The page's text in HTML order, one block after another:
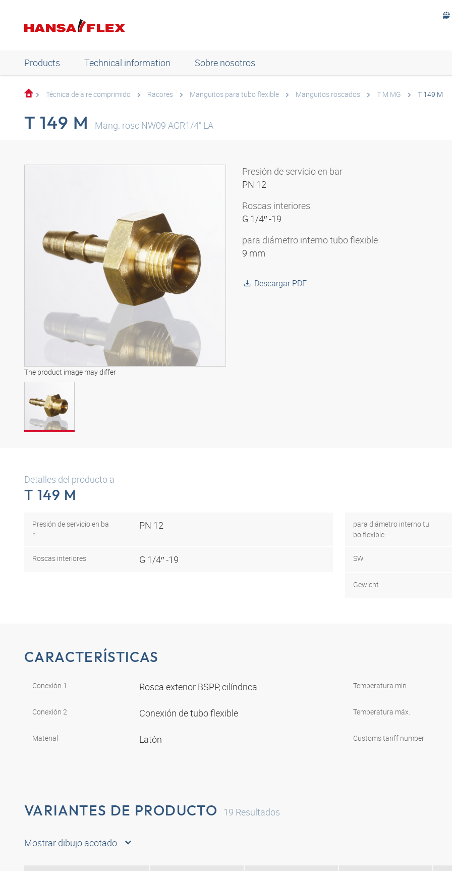
Products Technical information Sobre nosotros
Técnica de aire comprimido Racores Manguitos para tubo flexible Manguitos roscados T M MG T 149 M
T 149 M Mang. rosc NW09 AGR1/4" LA
The product image may differ
Presión de servicio en bar
PN 12
Roscas interiores
G 1/4″ -19
para diámetro interno tubo flexible
9 mm
Descargar PDF
Detalles del producto a
T 149 M
Presión de servicio en ba
r
PN 12
Roscas interiores G 1/4″ -19
para diámetro interno tu
bo flexible
SW
Gewicht
CARACTERÍSTICAS
Conexión 1 Rosca exterior BSPP, cilíndrica
Conexión 2 Conexión de tubo flexible
Material Latón
Temperatura min.
Temperatura máx.
Customs tariff number
VARIANTES DE PRODUCTO 19 Resultados
Mostrar dibujo acotado